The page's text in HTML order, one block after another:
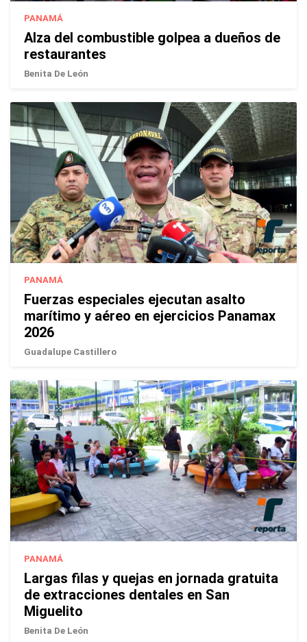
PANAMÁ
Alza del combustible golpea a dueños de
restaurantes
Benita De León
PANAMÁ
Fuerzas especiales ejecutan asalto
marítimo y aéreo en ejercicios Panamax
2026
Guadalupe Castillero
PANAMÁ
Largas filas y quejas en jornada gratuita
de extracciones dentales en San
Miguelito
Benita De León